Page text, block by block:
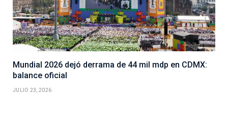
Mundial 2026 dejó derrama de 44 mil mdp en CDMX:
balance oficial
JULIO 23, 2026